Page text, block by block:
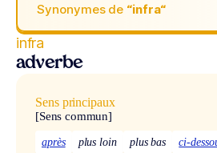
Synonymes de “infra“
infra
adverbe
Sens principaux
[Sens commun]
après plus loin plus bas ci-